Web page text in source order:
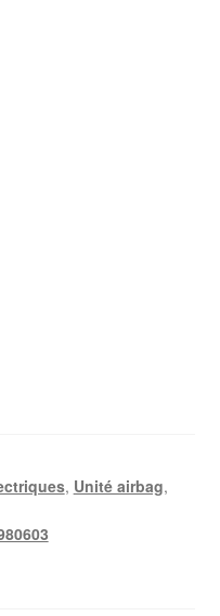
, Unité airbag,